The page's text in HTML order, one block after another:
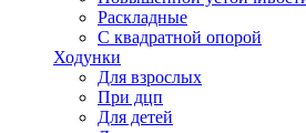
Раскладные
С квадратной опорой
Ходунки
Для взрослых
При дцп
Для детей